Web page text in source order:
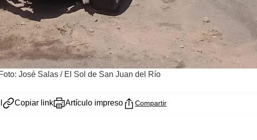
Foto: José Salas / El Sol de San Juan del Río
Copiar link Artículo impreso Compartir